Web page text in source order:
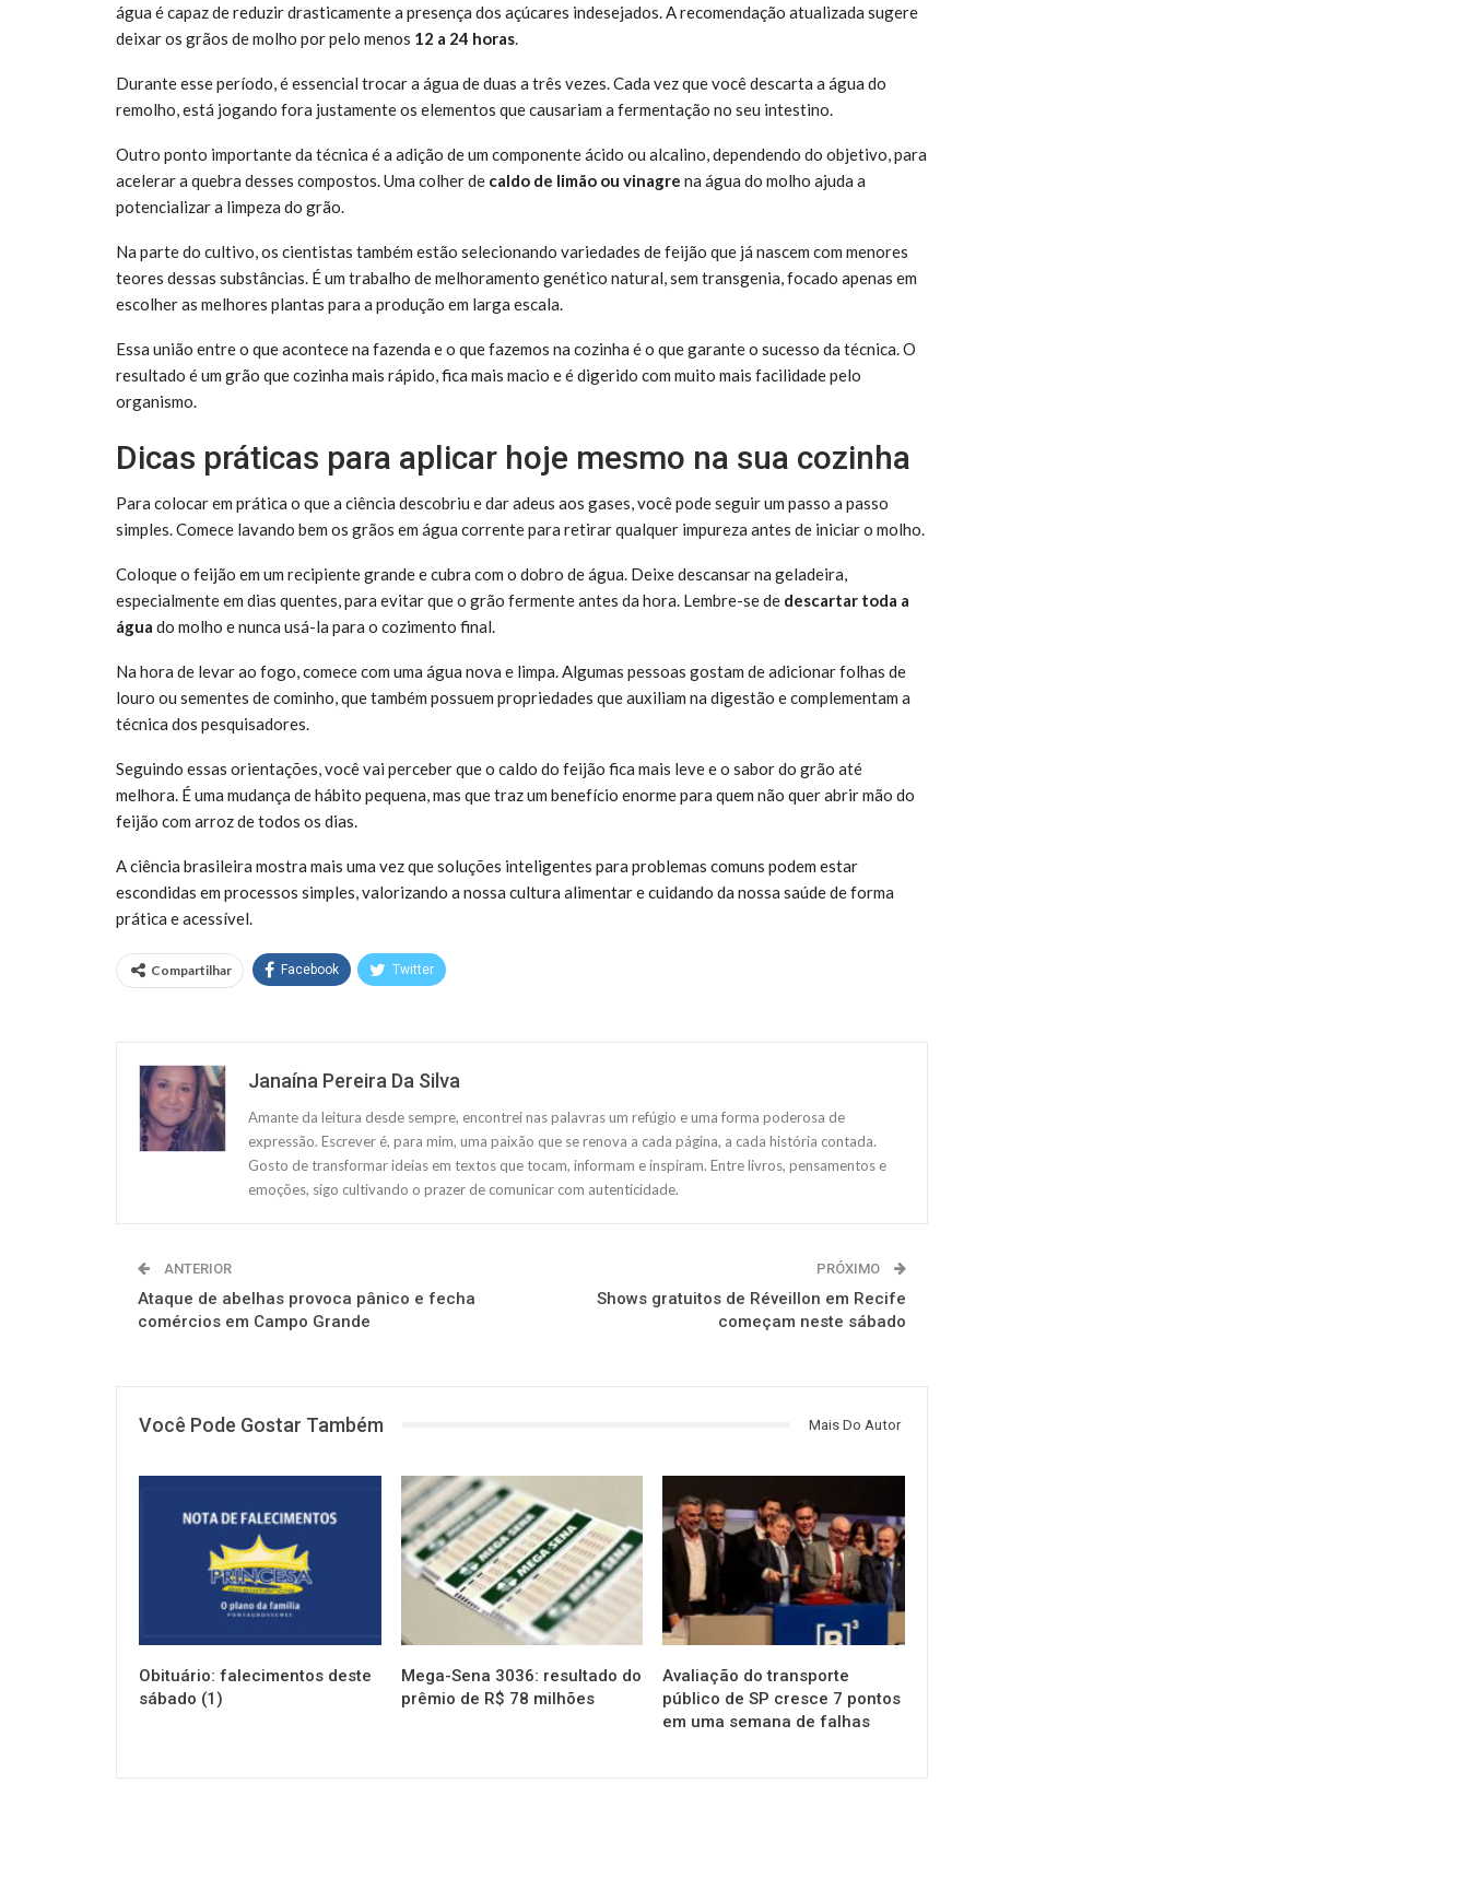
água é capaz de reduzir drasticamente a presença dos açúcares indesejados. A recomendação atualizada sugere
deixar os grãos de molho por pelo menos 12 a 24 horas.
Durante esse período, é essencial trocar a água de duas a três vezes. Cada vez que você descarta a água do
remolho, está jogando fora justamente os elementos que causariam a fermentação no seu intestino.
Outro ponto importante da técnica é a adição de um componente ácido ou alcalino, dependendo do objetivo, para
acelerar a quebra desses compostos. Uma colher de caldo de limão ou vinagre na água do molho ajuda a
potencializar a limpeza do grão.
Na parte do cultivo, os cientistas também estão selecionando variedades de feijão que já nascem com menores
teores dessas substâncias. É um trabalho de melhoramento genético natural, sem transgenia, focado apenas em
escolher as melhores plantas para a produção em larga escala.
Essa união entre o que acontece na fazenda e o que fazemos na cozinha é o que garante o sucesso da técnica. O
resultado é um grão que cozinha mais rápido, fica mais macio e é digerido com muito mais facilidade pelo
organismo.
Dicas práticas para aplicar hoje mesmo na sua cozinha
Para colocar em prática o que a ciência descobriu e dar adeus aos gases, você pode seguir um passo a passo
simples. Comece lavando bem os grãos em água corrente para retirar qualquer impureza antes de iniciar o molho.
Coloque o feijão em um recipiente grande e cubra com o dobro de água. Deixe descansar na geladeira,
especialmente em dias quentes, para evitar que o grão fermente antes da hora. Lembre-se de descartar toda a
água do molho e nunca usá-la para o cozimento final.
Na hora de levar ao fogo, comece com uma água nova e limpa. Algumas pessoas gostam de adicionar folhas de
louro ou sementes de cominho, que também possuem propriedades que auxiliam na digestão e complementam a
técnica dos pesquisadores.
Seguindo essas orientações, você vai perceber que o caldo do feijão fica mais leve e o sabor do grão até
melhora. É uma mudança de hábito pequena, mas que traz um benefício enorme para quem não quer abrir mão do
feijão com arroz de todos os dias.
A ciência brasileira mostra mais uma vez que soluções inteligentes para problemas comuns podem estar
escondidas em processos simples, valorizando a nossa cultura alimentar e cuidando da nossa saúde de forma
prática e acessível.
Compartilhar Facebook Twitter
Janaína Pereira Da Silva
Amante da leitura desde sempre, encontrei nas palavras um refúgio e uma forma poderosa de
expressão. Escrever é, para mim, uma paixão que se renova a cada página, a cada história contada.
Gosto de transformar ideias em textos que tocam, informam e inspiram. Entre livros, pensamentos e
emoções, sigo cultivando o prazer de comunicar com autenticidade.
ANTERIOR
Ataque de abelhas provoca pânico e fecha
comércios em Campo Grande
PRÓXIMO
Shows gratuitos de Réveillon em Recife
começam neste sábado
Você Pode Gostar Também Mais Do Autor
Obituário: falecimentos deste
sábado (1)
NOTÍCIAS
Mega-Sena 3036: resultado do
prêmio de R$ 78 milhões
Avaliação do transporte
público de SP cresce 7 pontos
em uma semana de falhas